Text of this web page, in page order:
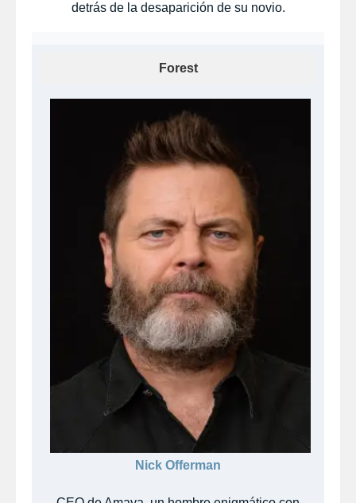
detrás de la desaparición de su novio.​
Forest
Nick Offerman